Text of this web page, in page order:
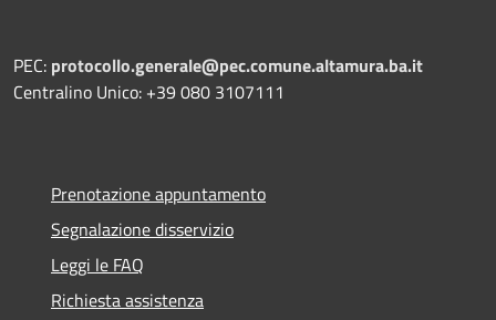
PEC: protocollo.generale@pec.comune.altamura.ba.it
Centralino Unico: +39 080 3107111
Prenotazione appuntamento
Segnalazione disservizio
Leggi le FAQ
Richiesta assistenza